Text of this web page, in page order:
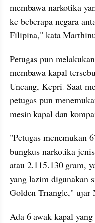
membawa narkotika
ke beberapa negara
Filipina," kata
Petugas pun
membawa kapal
Uncang, Kepri. Saat
petugas pun
mesin kapal dan
"Petugas menemukan
bungkus narkotika
atau 2.115.130 gram,
yang lazim digunakan
Golden Triangle," ujar
Ada 6 awak kapal